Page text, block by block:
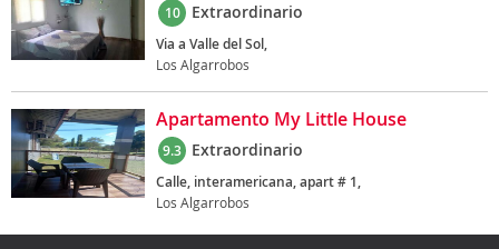
10 Extraordinario
Via a Valle del Sol,
Los Algarrobos
Apartamento My Little House
9.3 Extraordinario
Calle, interamericana, apart # 1,
Los Algarrobos